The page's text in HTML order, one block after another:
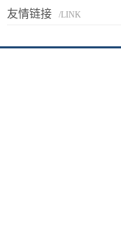
友情链接 /LINK